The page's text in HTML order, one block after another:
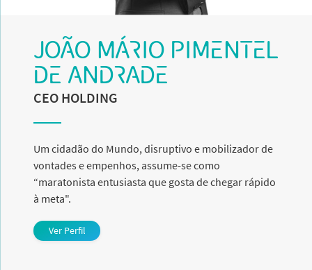
JOÃO MÁRIO PIMENTEL
DE ANDRADE
CEO HOLDING
Um cidadão do Mundo, disruptivo e mobilizador de
vontades e empenhos, assume-se como
“maratonista entusiasta que gosta de chegar rápido
à meta".
Ver Perfil